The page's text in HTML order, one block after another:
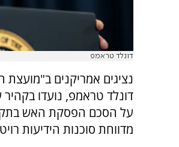
דונלד טראמפ
נציגים אמריקנים
דונלד טראמפ, נועדו בקהיר
על הסכם הפסקת האש
מדווחת סוכנות הידיעות